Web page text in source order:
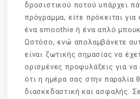
δροσιστικού ποτού υπάρχει
πρόγραμμα, είτε πρόκειται για
ένα smoothie ή ένα απλό
Ωστόσο, ενώ απολαμβάνετε
είναι ζωτικής σημασίας να
ορισμένες προφυλάξεις για να
ότι η ημέρα σας στην παραλία
διασκεδαστική και ασφαλής.